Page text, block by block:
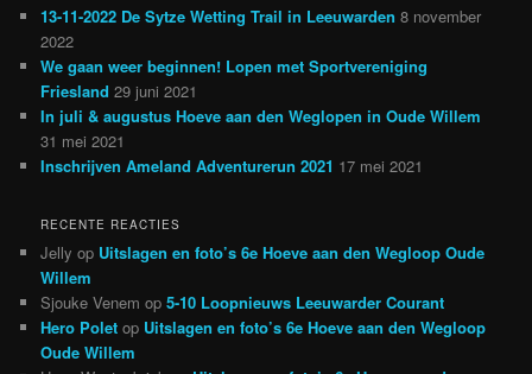
13-11-2022 De Sytze Wetting Trail in Leeuwarden 8 november
2022
We gaan weer beginnen! Lopen met Sportvereniging
Friesland 29 juni 2021
In juli & augustus Hoeve aan den Weglopen in Oude Willem
31 mei 2021
Inschrijven Ameland Adventurerun 2021 17 mei 2021
RECENTE REACTIES
Jelly op Uitslagen en foto’s 6e Hoeve aan den Wegloop Oude
Willem
Sjouke Venem op5-10 Loopnieuws Leeuwarder Courant
Hero Polet op Uitslagen en foto’s 6e Hoeve aan den Wegloop
Oude Willem